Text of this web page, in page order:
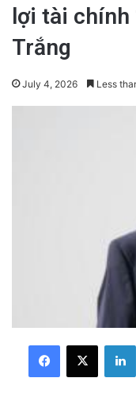
lợi tài chính
Trắng
July 4, 2026 Less